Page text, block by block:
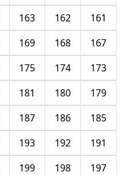
161
162
163
167
168
169
173
174
175
179
180
181
185
186
187
191
192
193
197
198
199